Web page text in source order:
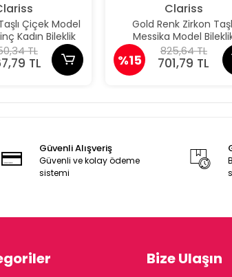
Çiçek Model
Kadın Bileklik
TL
TL
Clariss
Gold Renk Zirkon
Messika Model
%15
825,64 TL
701,79 TL
Güvenli Alışveriş
Güvenli ve kolay ödeme
sistemi
Bize Ulaşın